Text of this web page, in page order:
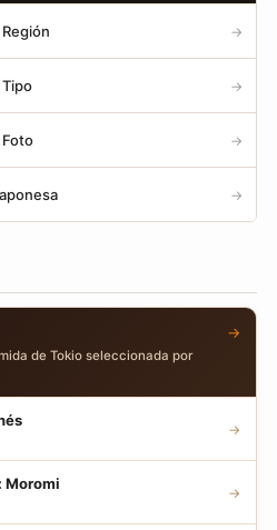
→
→
→
→
de Tokio seleccionada por
→
→
Moromi →